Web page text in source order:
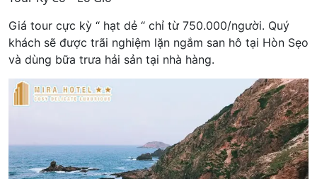
Giá tour cực kỳ “ hạt dẻ “ chỉ từ 750.000/người. Quý
khách sẽ được trãi nghiệm lặn ngắm san hô tại Hòn Sẹo
và dùng bữa trưa hải sản tại nhà hàng.